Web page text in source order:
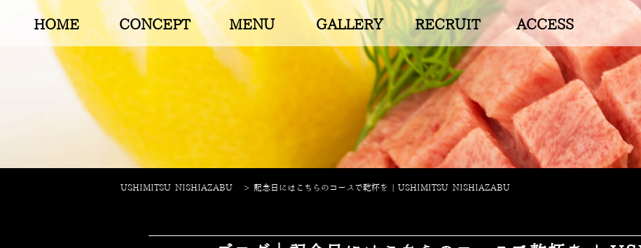
HOME CONCEPT MENU GALLERY RECRUIT ACCESS
USHIMITSU NISHIAZABU > 記念日にはこちらのコースで乾杯を | USHIMITSU NISHIAZABU